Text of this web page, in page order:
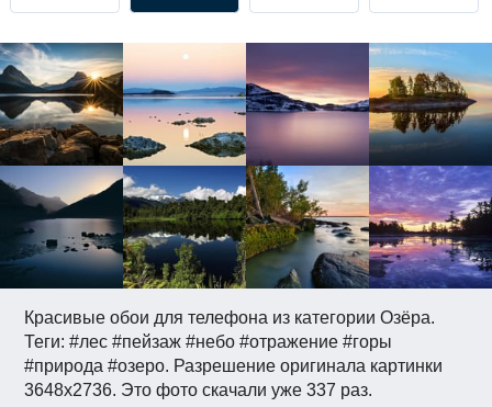
Красивые обои для телефона из категории Озёра.
Теги: #лес #пейзаж #небо #отражение #горы
#природа #озеро. Разрешение оригинала картинки
3648x2736. Это фото скачали уже 337 раз.